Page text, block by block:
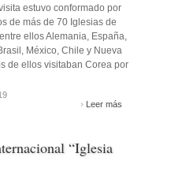
estuvo conformado por
de más de 70 Iglesias de
ellos Alemania, España,
México, Chile y Nueva
de ellos visitaban Corea por
Leer más
“Iglesia